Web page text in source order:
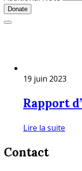
Donate
19 juin 2023
Rapport
Lire la suite
Contact